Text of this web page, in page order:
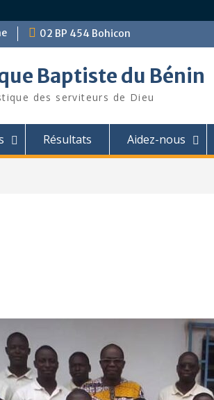
02 BP 454 Bohicon
Baptiste du Bénin
des serviteurs de Dieu
Résultats Aidez-nous